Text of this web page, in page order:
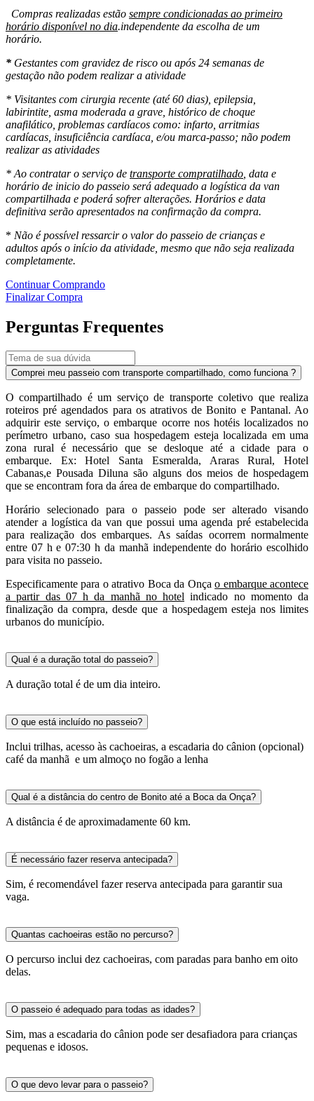
Compras realizadas estão sempre condicionadas ao primeiro
horário disponível no dia.independente da escolha de um
horário.
* Gestantes com gravidez de risco ou após 24 semanas de
gestação não podem realizar a atividade
* Visitantes com cirurgia recente (até 60 dias), epilepsia,
labirintite, asma moderada a grave, histórico de choque
anafilático, problemas cardíacos como: infarto, arritmias
cardíacas, insuficiência cardíaca, e/ou marca-passo; não podem
realizar as atividades
* Ao contratar o serviço de transporte compratilhado , data e
horário de inicio do passeio será adequado a logística da van
compartilhada e poderá sofrer alterações. Horários e data
definitiva serão apresentados na confirmação da compra.
* Não é possível ressarcir o valor do passeio de crianças e
adultos após o início da atividade, mesmo que não seja realizada
completamente.
Continuar Comprando
Finalizar Compra
Perguntas Frequentes
Comprei meu passeio com transporte compartilhado, como funciona ?
O compartilhado é um serviço de transporte coletivo que realiza
roteiros pré agendados para os atrativos de Bonito e Pantanal. Ao
adquirir este serviço, o embarque ocorre nos hotéis localizados no
perímetro urbano, caso sua hospedagem esteja localizada em uma
zona rural é necessário que se desloque até a cidade para o
embarque. Ex: Hotel Santa Esmeralda, Araras Rural, Hotel
Cabanas,e Pousada Diluna são alguns dos meios de hospedagem
que se encontram fora da área de embarque do compartilhado.
Horário selecionado para o passeio pode ser alterado visando
atender a logística da van que possui uma agenda pré estabelecida
para realização dos embarques. As saídas ocorrem normalmente
entre 07 h e 07:30 h da manhã independente do horário escolhido
para visita no passeio.
Especificamente para o atrativo Boca da Onçao embarque acontece
a partir das 07 h da manhã no hotel indicado no momento da
finalização da compra, desde que a hospedagem esteja nos limites
urbanos do município.
Qual é a duração total do passeio?
A duração total é de um dia inteiro.
O que está incluído no passeio?
Inclui trilhas, acesso às cachoeiras, a escadaria do cânion (opcional)
café da manhã e um almoço no fogão a lenha
Qual é a distância do centro de Bonito até a Boca da Onça?
A distância é de aproximadamente 60 km.
É necessário fazer reserva antecipada?
Sim, é recomendável fazer reserva antecipada para garantir sua
vaga.
Quantas cachoeiras estão no percurso?
O percurso inclui dez cachoeiras, com paradas para banho em oito
delas.
O passeio é adequado para todas as idades?
Sim, mas a escadaria do cânion pode ser desafiadora para crianças
pequenas e idosos.
O que devo levar para o passeio?